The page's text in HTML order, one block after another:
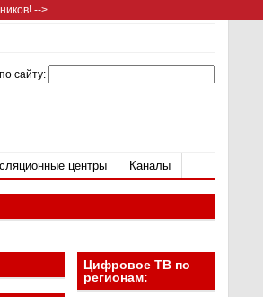
-->
сайту:
центры Каналы
Цифровое ТВ по
регионам: